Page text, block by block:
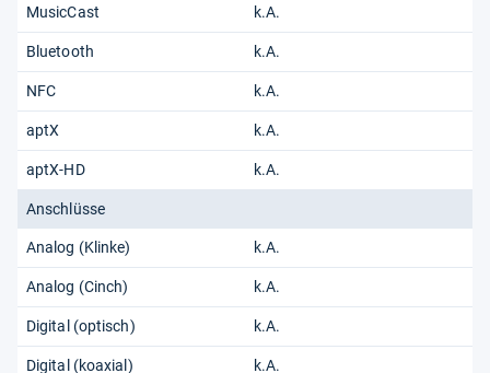
MusicCast k.A.
Bluetooth k.A.
NFC k.A.
aptX k.A.
aptX-HD k.A.
Anschlüsse
Analog (Klinke) k.A.
Analog (Cinch) k.A.
Digital (optisch) k.A.
Digital (koaxial) k.A.